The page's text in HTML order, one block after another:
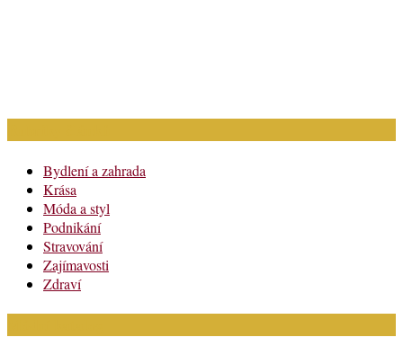
Bydlení a zahrada
Krása
Móda a styl
Podnikání
Stravování
Zajímavosti
Zdraví